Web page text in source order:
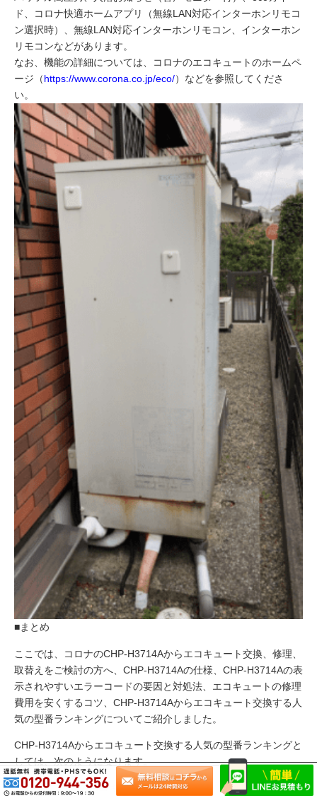
ド、コロナ快適ホームアプリ（無線LAN対応インターホンリモコ
ン選択時）、無線LAN対応インターホンリモコン、インターホン
リモコンなどがあります。
なお、機能の詳細については、コロナのエコキュートのホームペ
ージ（https://www.corona.co.jp/eco/）などを参照してくださ
い。
■まとめ
ここでは、コロナのCHP-H3714Aからエコキュート交換、修理、
取替えをご検討の方へ、CHP-H3714Aの仕様、CHP-H3714Aの表
示されやすいエラーコードの要因と対処法、エコキュートの修理
費用を安くするコツ、CHP-H3714Aからエコキュート交換する人
気の型番ランキングについてご紹介しました。
CHP-H3714Aからエコキュート交換する人気の型番ランキングと
しては、次のようになります。
第1位：コロナのエコキュートのCHP-37AZ1